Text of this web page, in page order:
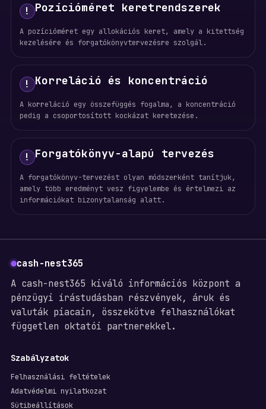
! Pozícióméret keretrendszerek
A pozícióméret egy allokációs keret, amely a kitettség
kezelésére és forgatókönyvtervezésre szolgál.
! Korreláció és koncentráció
A korreláció egy összefüggés fogalma, a koncentráció
pedig a csoportosított kockázat keretezése.
! Forgatókönyv-alapú tervezés
A forgatókönyv-tervezést olyan módszerként tanítjuk,
amely több eredményt vesz figyelembe és értelmezi az
információkat bizonytalanság alatt.
cash-nest365
A cash-nest365 kiváló információs központ a
pénzügyi írástudásban részvények, áruk és
valuták piacain, összekötve felhasználókat
független oktatói partnerekkel.
Szabályzatok
Felhasználási feltételek
Adatvédelmi nyilatkozat
Sütibeállítások